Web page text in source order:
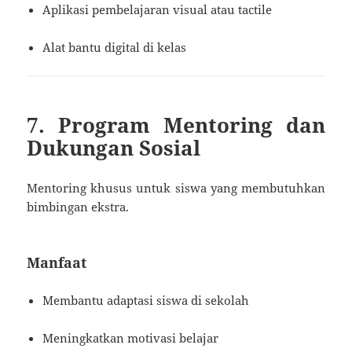
Aplikasi pembelajaran visual atau tactile
Alat bantu digital di kelas
7. Program Mentoring dan
Dukungan Sosial
Mentoring khusus untuk siswa yang membutuhkan
bimbingan ekstra.
Manfaat
Membantu adaptasi siswa di sekolah
Meningkatkan motivasi belajar